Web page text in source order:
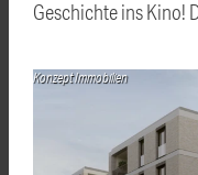
Geschichte ins Kino!
Konzept Immobilien